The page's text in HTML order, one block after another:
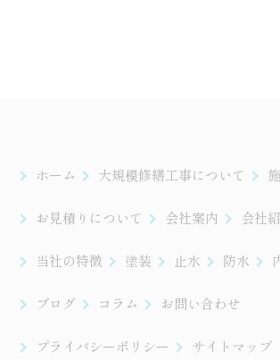
ホーム 大規模修繕工事について
お見積りについて 会社案内 会社
当社の特徴 塗装 止水 防水
ブログ コラム お問い合わせ
プライバシーポリシー サイトマップ